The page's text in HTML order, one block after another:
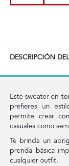
DESCRIPCIÓN
Este sweater en
prefieres un
permite crear
casuales como
Te brinda un
prenda básica
cualquier outfit.